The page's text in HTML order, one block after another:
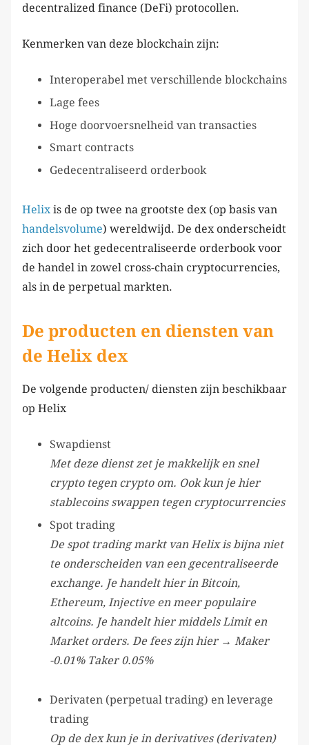
decentralized finance (DeFi) protocollen.
Kenmerken van deze blockchain zijn:
Interoperabel met verschillende blockchains
Lage fees
Hoge doorvoersnelheid van transacties
Smart contracts
Gedecentraliseerd orderbook
Helixis de op twee na grootste dex (op basis van
handelsvolume) wereldwijd. De dex onderscheidt
zich door het gedecentraliseerde orderbook voor
de handel in zowel cross-chain cryptocurrencies,
als in de perpetual markten.
De producten en diensten van
de Helix dex
De volgende producten/ diensten zijn beschikbaar
op Helix
Swapdienst
Met deze dienst zet je makkelijk en snel
crypto tegen crypto om. Ook kun je hier
stablecoins swappen tegen cryptocurrencies
Spot trading
De spot trading markt van Helix is bijna niet
te onderscheiden van een gecentraliseerde
exchange. Je handelt hier in Bitcoin,
Ethereum, Injective en meer populaire
altcoins. Je handelt hier middels Limit en
Market orders. De fees zijn hier → Maker
-0.01% Taker 0.05%
Derivaten (perpetual trading) en leverage
trading
Op de dex kun je in derivatives (derivaten)